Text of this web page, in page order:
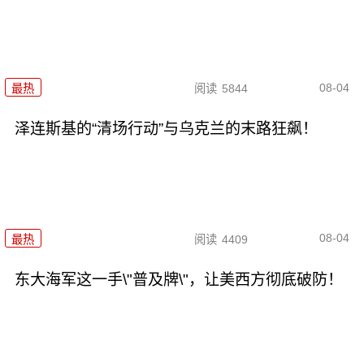
最热 阅读 5844 08-04
泽连斯基的“清场行动”与乌克兰的末路狂飙！
最热 阅读 4409 08-04
东大海军这一手\"普及牌\"，让美西方彻底破防！